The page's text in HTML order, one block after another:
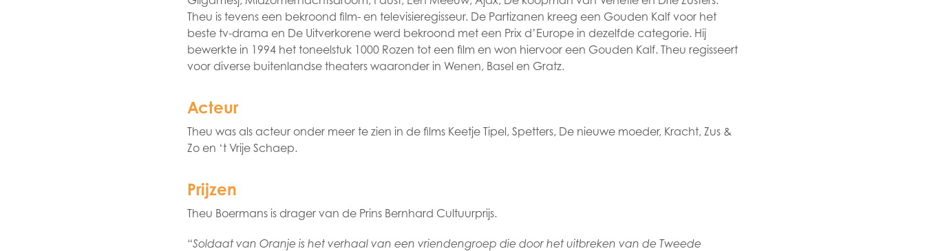
Theu is tevens een bekroond film- en televisieregisseur. De Partizanen kreeg een Gouden Kalf voor het
beste tv-drama en De Uitverkorene werd bekroond met een Prix d’Europe in dezelfde categorie. Hij
bewerkte in 1994 het toneelstuk 1000 Rozen tot een film en won hiervoor een Gouden Kalf. Theu regisseert
voor diverse buitenlandse theaters waaronder in Wenen, Basel en Gratz.
Acteur
Theu was als acteur onder meer te zien in de films Keetje Tipel, Spetters, De nieuwe moeder, Kracht, Zus &
Zo en ‘t Vrije Schaep.
Prijzen
Theu Boermans is drager van de Prins Bernhard Cultuurprijs.
“Soldaat van Oranje is het verhaal van een vriendengroep die door het uitbreken van de Tweede